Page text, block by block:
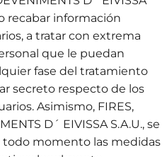
recabar información
a tratar con extrema
que le puedan
fase del tratamiento
secreto respecto de los
Asimismo, FIRES,
D´ EIVISSA S.A.U., se
momento las medidas